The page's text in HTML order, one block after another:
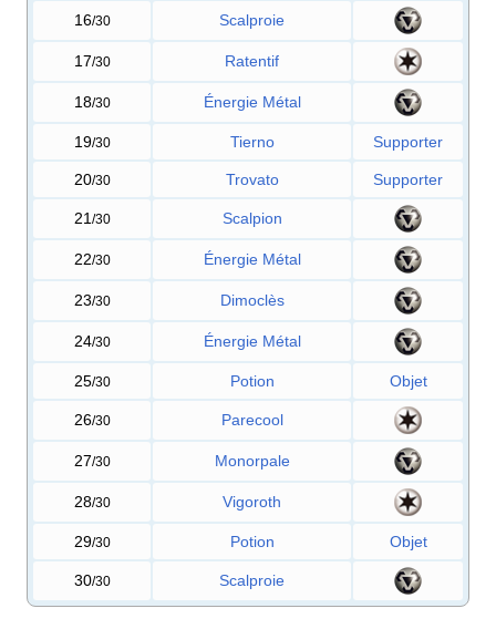
16/30 Scalproie
17/30 Ratentif
18/30 Énergie Métal
19/30 Tierno Supporter
20/30 Trovato Supporter
21 /30 Scalpion
22/30 Énergie Métal
23/30 Dimoclès
24/30 Énergie Métal
25/30 Potion Objet
26/30 Parecool
27/30 Monorpale
28/30 Vigoroth
29/30 Potion Objet
30/30 Scalproie